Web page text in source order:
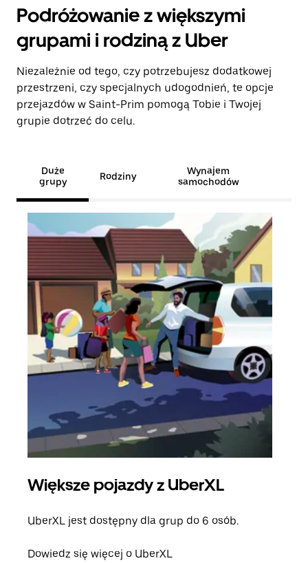
Podróżowanie z większymi
grupami i rodziną z Uber
Niezależnie od tego, czy potrzebujesz dodatkowej
przestrzeni, czy specjalnych udogodnień, te opcje
przejazdów w Saint-Prim pomogą Tobie i Twojej
grupie dotrzeć do celu.
Duże
grupy
Rodziny
Wynajem
samochodów
Większe pojazdy z UberXL
UberXL jest dostępny dla grup do 6 osób.
Dowiedz się więcej o UberXL